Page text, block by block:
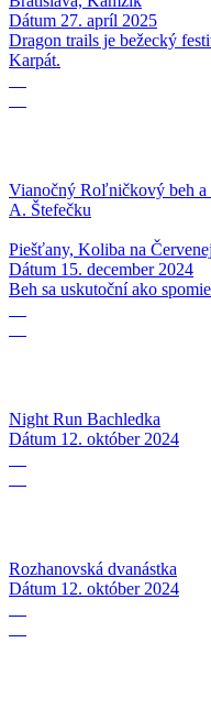
Dátum 27. apríl 2025
Dragon trails je bežecký
Karpát.
Vianočný Roľničkový beh
A. Štefečku
Piešťany, Koliba na
Dátum 15. december 2024
Beh sa uskutoční ako
Night Run Bachledka
Dátum 12. október 2024
Rozhanovská dvanástka
Dátum 12. október 2024